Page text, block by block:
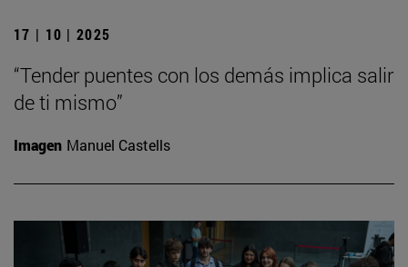
17 | 10 | 2025
“Tender puentes con los demás implica salir
de ti mismo”
Imagen Manuel Castells